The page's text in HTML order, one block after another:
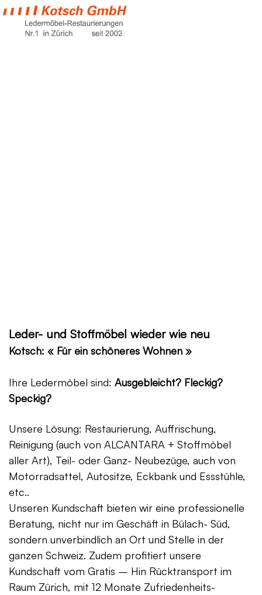
Leder- und Stoffmöbel wieder wie neu
Kotsch: « Für ein schöneres Wohnen »
Ihre Ledermöbel sind: Ausgebleicht? Fleckig?
Speckig?
Unsere Lösung: Restaurierung, Auffrischung,
Reinigung (auch von ALCANTARA + Stoffmöbel
aller Art), Teil- oder Ganz- Neubezüge, auch von
Motorradsattel, Autositze, Eckbank und Essstühle,
etc..
Unseren Kundschaft bieten wir eine professionelle
Beratung, nicht nur im Geschäft in Bülach- Süd,
sondern unverbindlich an Ort und Stelle in der
ganzen Schweiz. Zudem profitiert unsere
Kundschaft vom Gratis – Hin Rücktransport im
Raum Zürich, mit 12 Monate Zufriedenheits-